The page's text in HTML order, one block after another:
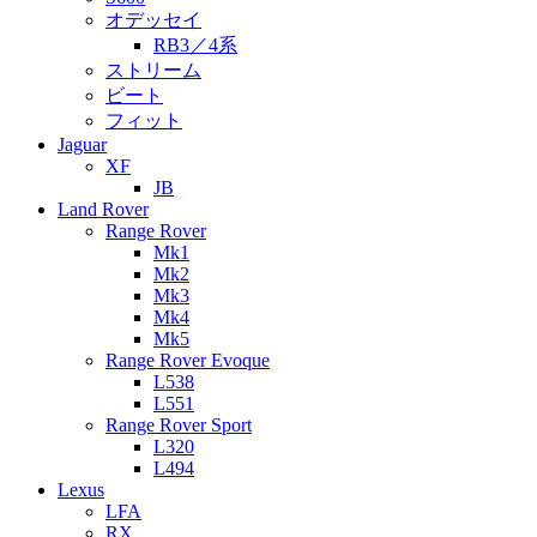
オデッセイ
RB3／4系
ストリーム
ビート
フィット
Jaguar
XF
JB
Land Rover
Range Rover
Mk1
Mk2
Mk3
Mk4
Mk5
Range Rover Evoque
L538
L551
Range Rover Sport
L320
L494
Lexus
LFA
RX